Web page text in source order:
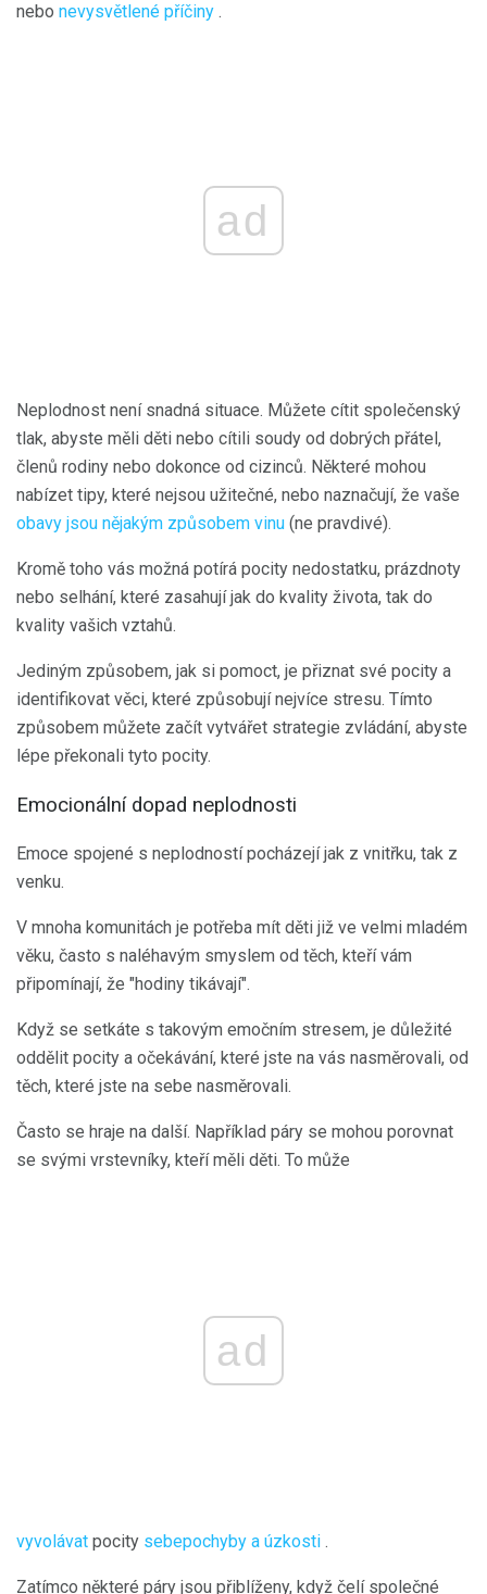
nebo nevysvětlené příčiny .
ad
Neplodnost není snadná situace. Můžete cítit společenský
tlak, abyste měli děti nebo cítili soudy od dobrých přátel,
členů rodiny nebo dokonce od cizinců. Některé mohou
nabízet tipy, které nejsou užitečné, nebo naznačují, že vaše
obavy jsou nějakým způsobem vinu (ne pravdivé).
Kromě toho vás možná potírá pocity nedostatku, prázdnoty
nebo selhání, které zasahují jak do kvality života, tak do
kvality vašich vztahů.
Jediným způsobem, jak si pomoct, je přiznat své pocity a
identifikovat věci, které způsobují nejvíce stresu. Tímto
způsobem můžete začít vytvářet strategie zvládání, abyste
lépe překonali tyto pocity.
Emocionální dopad neplodnosti
Emoce spojené s neplodností pocházejí jak z vnitřku, tak z
venku.
V mnoha komunitách je potřeba mít děti již ve velmi mladém
věku, často s naléhavým smyslem od těch, kteří vám
připomínají, že "hodiny tikávají".
Když se setkáte s takovým emočním stresem, je důležité
oddělit pocity a očekávání, které jste na vás nasměrovali, od
těch, které jste na sebe nasměrovali.
Často se hraje na další. Například páry se mohou porovnat
se svými vrstevníky, kteří měli děti. To může
ad
vyvolávat pocity sebepochyby a úzkosti .
Zatímco některé páry jsou přiblíženy, když čelí společné